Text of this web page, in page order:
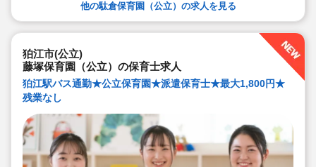
他の駄倉保育園（公立）の求人を見る
狛江市(公立)
藤塚保育園（公立）の保育士求人
狛江駅バス通勤★公立保育園★派遣保育士★最大1,800円★
残業なし